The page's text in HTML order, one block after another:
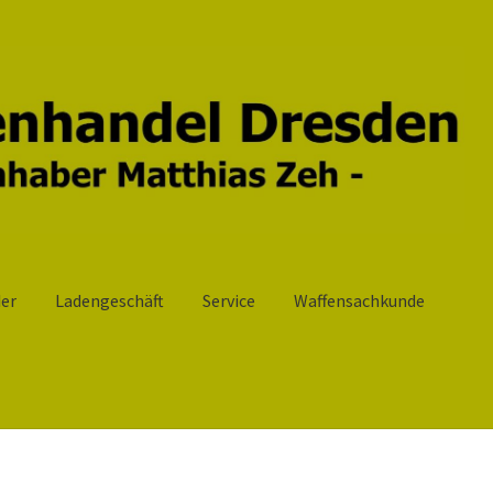
Ladengeschäft Service Waffensachkunde